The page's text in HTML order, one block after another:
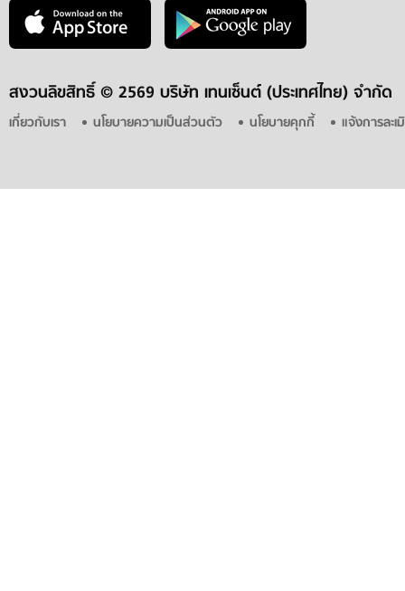
สงวนลิขสิทธิ์ © 2569 บริษัท เทนเซ็นต์ (ประเทศไทย) จำกัด
เกี่ยวกับเรา นโยบายความเป็นส่วนตัว นโยบายคุกกี้ แจ้งการละ